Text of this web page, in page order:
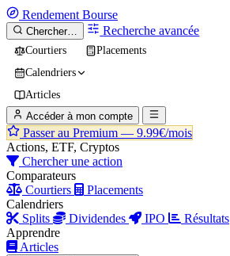
Rendement Bourse
Chercher… Recherche avancée
Courtiers
Placements
Calendriers
Articles
Accéder à mon compte
Passer au Premium — 9.99€/mois
Actions, ETF, Cryptos
Chercher une action
Comparateurs
Courtiers
Placements
Calendriers
Splits
Dividendes IPO
Résultats
Apprendre
Articles